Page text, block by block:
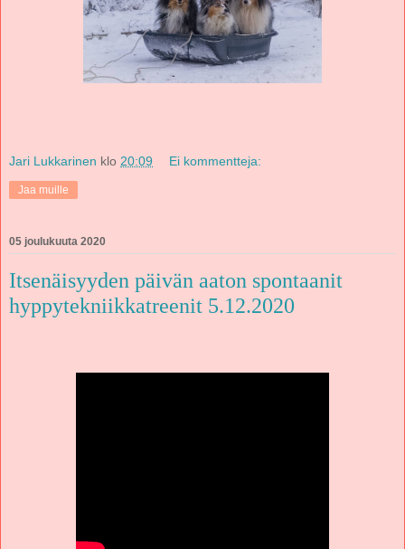
Jari Lukkarinen klo 20:09 Ei kommentteja:
Jaa muille
05 joulukuuta 2020
Itsenäisyyden päivän aaton spontaanit
hyppytekniikkatreenit 5.12.2020